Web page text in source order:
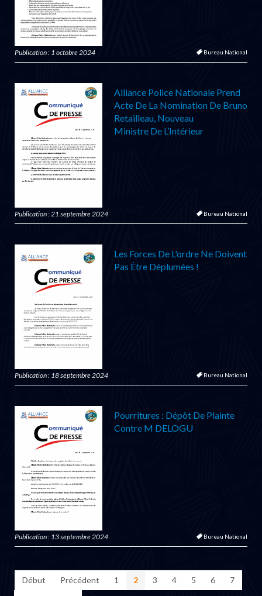
Publication : 1 octobre 2024 Bureau National
Alliance Police Nationale Prend
Acte De La Nomination De Bruno
Retailleau, Nouveau
Ministre De L’Intérieur
Publication : 21 septembre 2024 Bureau National
Les Forces De L'ordre Ne Doivent
Pas Être Déplumées !
Publication : 18 septembre 2024 Bureau National
Pourritures : Dépôt De Plainte
Contre M DELOGU
Publication : 13 septembre 2024 Bureau National
Début Précédent 1 2 3 4 5 6
7